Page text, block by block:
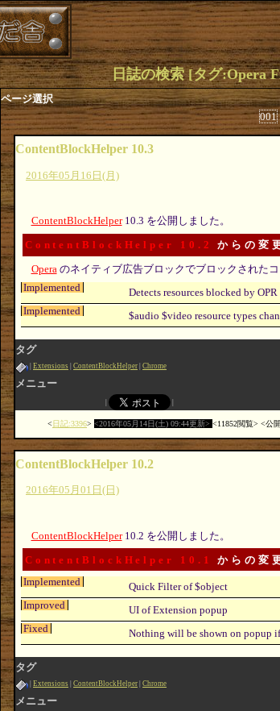
日誌の検索 [タグ:Opera
ページ選択
001
ContentBlockHelper 10.3
2016年05月16日(月)
ContentBlockHelper10.3 を公開しました。
ContentBlockHelper 10.2 からの変
Operaのネイティブ広告ブロックでブロックされたコ
Implemented
Detects resources blocked by
Implemented
$audio $video resource types
タグ
Extensions ContentBlockHelper Chrome
メニュー
日記:3396 2016年05月14日(土) 09:44更新 11852閲覧 公
ContentBlockHelper 10.2
2016年05月01日(日)
ContentBlockHelper10.2 を公開しました。
ContentBlockHelper 10.1
からの変
Implemented
Quick Filter of $object
Improved
UI of Extension popup
Fixed
Nothing will be shown on popup
タグ
Extensions ContentBlockHelper Chrome
メニュー